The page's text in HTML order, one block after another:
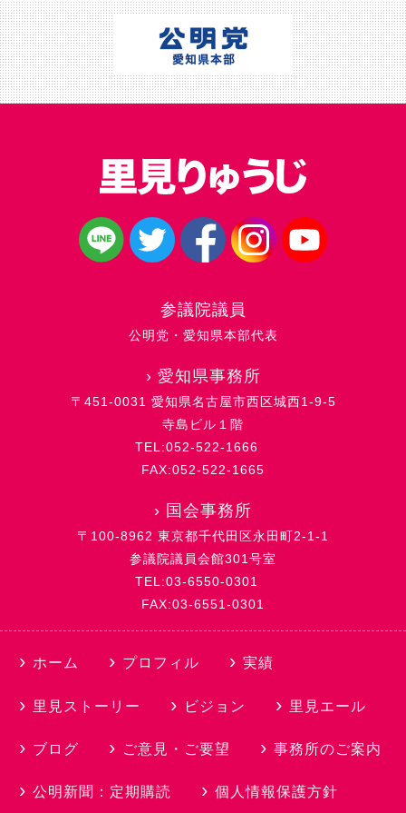
参議院議員
公明党・愛知県本部代表
› 愛知県事務所
〒451-0031 愛知県名古屋市西区城西1-9-5
寺島ビル１階
TEL:052-522-1666
FAX:052-522-1665
› 国会事務所
〒100-8962 東京都千代田区永田町2-1-1
参議院議員会館301号室
TEL:03-6550-0301
FAX:03-6551-0301
ホーム プロフィル 実績
里見ストーリー ビジョン 里見エール
ブログ ご意見・ご要望 事務所のご案内
公明新聞：定期購読 個人情報保護方針